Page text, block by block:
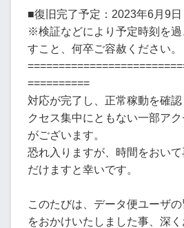
■復旧完了予定：2023年6月9
※検証などにより予定時刻を過
すこと、何卒ご容赦ください。
==========
対応が完了し、正常稼動を確
クセス集中にともない一部ア
がございます。
恐れ入りますが、時間をおい
だけますと幸いです。
このたびは、データ便ユーザ
をおかけいたしました事、深